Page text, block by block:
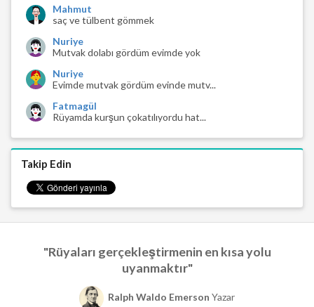
Mahmut
saç ve tülbent gömmek
Nuriye
Mutvak dolabı gördüm evimde yok
Nuriye
Evimde mutvak gördüm evinde mutv...
Fatmagül
Rüyamda kurşun çokatılıyordu hat...
Takip Edin
"Rüyaları gerçekleştirmenin en kısa yolu
uyanmaktır"
Ralph Waldo Emerson Yazar